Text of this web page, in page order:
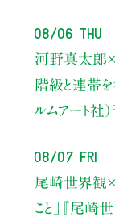
08/06 Thu
河野真太郎×
階級と連帯を
ルムアート社
08/07 Fri
尾崎世界観
こと」
『尾崎世